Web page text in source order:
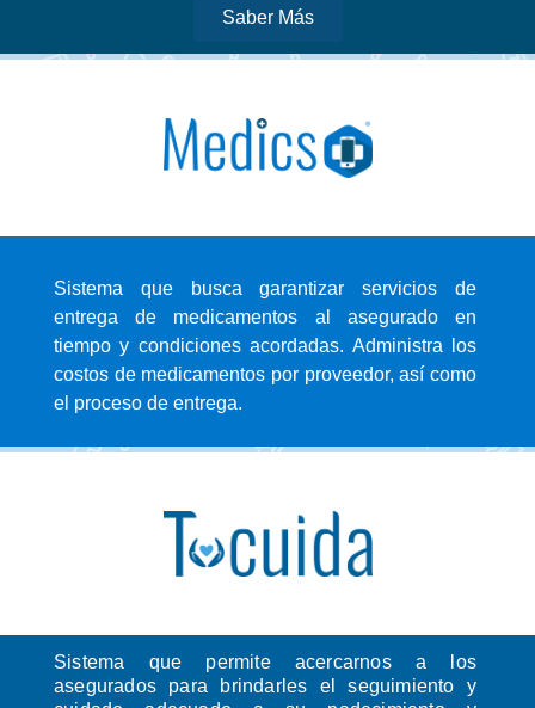
Saber Más
Sistema que busca garantizar servicios de
entrega de medicamentos al asegurado en
tiempo y condiciones acordadas. Administra los
costos de medicamentos por proveedor, así como
el proceso de entrega.
Sistema que permite acercarnos a los
asegurados para brindarles el seguimiento y